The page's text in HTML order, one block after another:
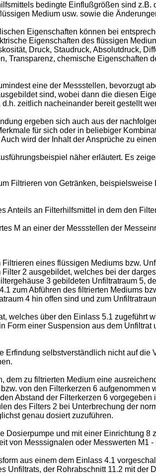
bedingte Einflußgrößen sind z.B.
Medium usw. sowie die
Eigenschaften können bei
Eigenschaften des flüssigen
Druck, Staudruck, Absolutdruck,
Transparenz, chemische Eigenschaften
eine der Messstellen, bevorzugt
sind, wobei dann die diesen
zeitlich nacheinander bereit gestellt
ergeben sich auch aus der
für sich oder in beliebiger
wird der Inhalt der Ansprüche zu
näher erläutert. Es
Filtrieren von Getränken,
Anteils an Filterhilfsmittel in dem den
M an einer der Messstellen der
eines flüssigen Mediums bzw.
2 ausgebildet, welches bei der
3 gebildeten Unfiltratraum 5,
zum Abführen des filtrierten Mediums
4 hin offen sind und zum
welches über den Einlass 5.1 zugeführt
einer Suspension aus dem
selbstverständlich nicht auf
dem zu filtrierten Medium eine
von den Filterkerzen 6
Abstand der Filterkerzen 6
des Filters 2 bei Unterbrechung der
genau dosiert zuzuführen.
und mit einer Einrichtung
von Messsignalen oder Messwerten M1
aus einem dem Einlass 4.1
Unfiltrats, der Rohrabschnitt 11.2 mit